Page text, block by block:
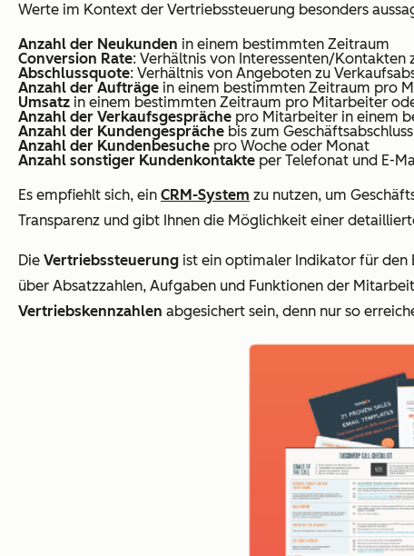
Werte im Kontext der Vertriebssteuerung besonders
Anzahl der Neukunden in einem bestimmten Zeitraum
Conversion Rate: Verhältnis von Interessenten/Kontakten
Abschlussquote: Verhältnis von Angeboten zu
Anzahl der Aufträge in einem bestimmten Zeitraum pro
Umsatz in einem bestimmten Zeitraum pro Mitarbeiter
Anzahl der Verkaufsgespräche pro Mitarbeiter in einem
Anzahl der Kundengespräche bis zum Geschäftsabschluss
Anzahl der Kundenbesuche pro Woche oder Monat
Anzahl sonstiger Kundenkontakte per Telefonat und E-
Es empfiehlt sich, ein CRM-System zu nutzen, um
Transparenz und gibt Ihnen die Möglichkeit einer
Die Vertriebssteuerung ist ein optimaler Indikator für den
über Absatzzahlen, Aufgaben und Funktionen der
Vertriebskennzahlen abgesichert sein, denn nur so